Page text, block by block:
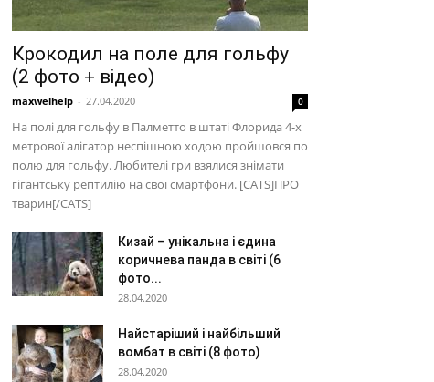
Крокодил на поле для гольфу
(2 фото + відео)
maxwelhelp - 27.04.2020 0
На полі для гольфу в Палметто в штаті Флорида 4-х
метрової алігатор неспішною ходою пройшовся по
полю для гольфу. Любителі гри взялися знімати
гігантську рептилію на свої смартфони. [CATS]ПРО
тварин[/CATS]
Кизай – унікальна і єдина
коричнева панда в світі (6
фото...
28.04.2020
Найстаріший і найбільший
вомбат в світі (8 фото)
28.04.2020